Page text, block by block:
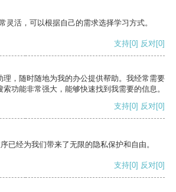
灵活，可以根据自己的需求选择学习方式。
支持[0] 反对[0]
理，随时随地为我的办公提供帮助。我经常需要
功能非常强大，能够快速找到我需要的信息。
支持[0] 反对[0]
已经为我们带来了无限的隐私保护和自由。
支持[0] 反对[0]